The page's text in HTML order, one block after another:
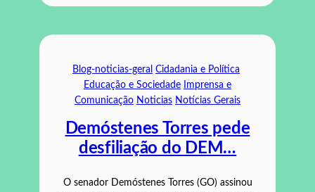
Blog-noticias-geral Cidadania e Política
Educação e Sociedade
Imprensa e
Comunicação Noticias Notícias Gerais
Demóstenes Torres pede
desfiliação do DEM…
O senador Demóstenes Torres (GO) assinou